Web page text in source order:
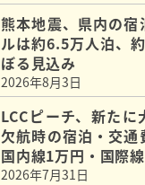
熊本地震、県内の宿
ルは約6.5万人泊、
ぼる見込み
2026年8月3日
LCCピーチ、新たに
欠航時の宿泊・交通
国内線1万円・国際
2026年7月31日